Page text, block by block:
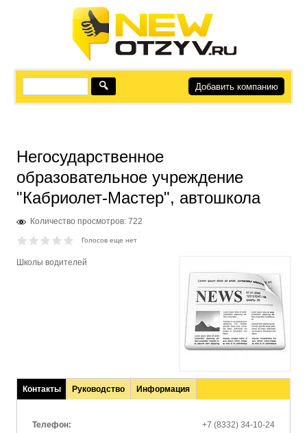
Добавить компанию
Негосударственное
образовательное учреждение
"Кабриолет-Мастер", автошкола
Количество просмотров: 722
Голосов еще нет
Школы водителей
Контакты
(активная
Руководство Информация
Телефон:
+7 (8332) 34-10-24